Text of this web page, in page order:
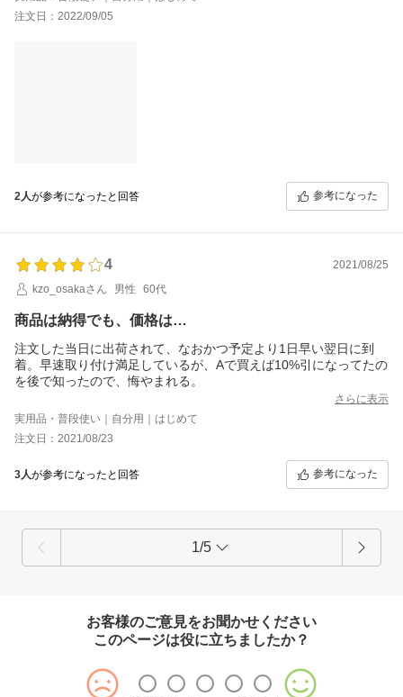
炊けるので、毎日コンロで炊いてます。時間も15分程で炊けて蒸
らしを入れも30分 ガスで炊くご飯大好きです。炊飯鍋とミトンも
注文日：2022/09/05
2人が参考になったと回答 参考になった
4
2021/08/25
kzo_osakaさん
男性 60代
商品は納得でも、価格は…
注文した当日に出荷されて、なおかつ予定より1日早い翌日に到
着。早速取り付け満足しているが、Aで買えば10%引になってたの
を後で知ったので、悔やまれる。
さらに表示
実用品・普段使い｜自分用｜はじめて
注文日：2021/08/23
3人が参考になったと回答 参考になった
1/5
お客様のご意見をお聞かせください
このページは役に立ちましたか？